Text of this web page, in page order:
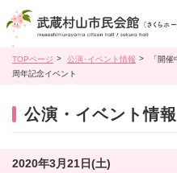
TOPページ 公演･イベント情報
「開
周年記念イベント
公演・イベント情報
2020年3月21日(土)